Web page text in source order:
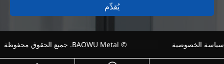
يُقدِّم
© BAOWU Metal. جميع الحقوق محفوظة سياسة الخصوصية